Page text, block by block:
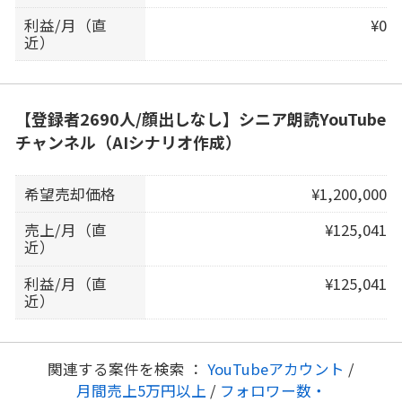
利益/月（直
近）
¥0
【登録者2690人/顔出しなし】シニア朗読YouTube
チャンネル（AIシナリオ作成）
希望売却価格
¥1,200,000
売上/月（直
近）
¥125,041
利益/月（直
近）
¥125,041
関連する案件を検索 ： YouTubeアカウント /
月間売上5万円以上 / フォロワー数・